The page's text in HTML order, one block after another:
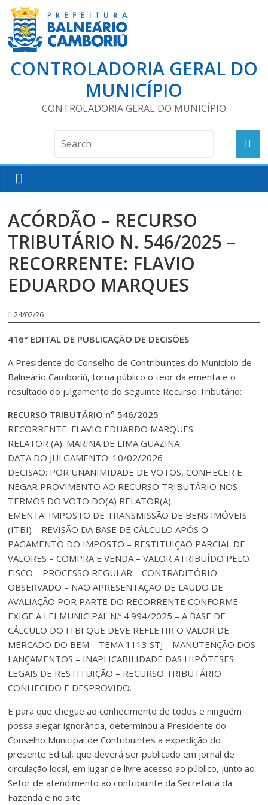
CONTROLADORIA GERAL DO
MUNICÍPIO
CONTROLADORIA GERAL DO MUNICÍPIO
ACÓRDÃO – RECURSO
TRIBUTÁRIO N. 546/2025 –
RECORRENTE: FLAVIO
EDUARDO MARQUES
24/02/26
416° EDITAL DE PUBLICAÇÃO DE DECISÕES
A Presidente do Conselho de Contribuintes do Município de
Balneário Camboriú, torna público o teor da ementa e o
resultado do julgamento do seguinte Recurso Tributário:
RECURSO TRIBUTÁRIO nº 546/2025
RECORRENTE: FLAVIO EDUARDO MARQUES
RELATOR (A): MARINA DE LIMA GUAZINA
DATA DO JULGAMENTO: 10/02/2026
DECISÃO: POR UNANIMIDADE DE VOTOS, CONHECER E
NEGAR PROVIMENTO AO RECURSO TRIBUTÁRIO NOS
TERMOS DO VOTO DO(A) RELATOR(A).
EMENTA: IMPOSTO DE TRANSMISSÃO DE BENS IMÓVEIS
(ITBI) – REVISÃO DA BASE DE CÁLCULO APÓS O
PAGAMENTO DO IMPOSTO – RESTITUIÇÃO PARCIAL DE
VALORES – COMPRA E VENDA – VALOR ATRIBUÍDO PELO
FISCO – PROCESSO REGULAR – CONTRADITÓRIO
OBSERVADO – NÃO APRESENTAÇÃO DE LAUDO DE
AVALIAÇÃO POR PARTE DO RECORRENTE CONFORME
EXIGE A LEI MUNICIPAL N.º 4.994/2025 – A BASE DE
CÁLCULO DO ITBI QUE DEVE REFLETIR O VALOR DE
MERCADO DO BEM – TEMA 1113 STJ – MANUTENÇÃO DOS
LANÇAMENTOS – INAPLICABILIDADE DAS HIPÓTESES
LEGAIS DE RESTITUIÇÃO – RECURSO TRIBUTÁRIO
CONHECIDO E DESPROVIDO.
E para que chegue ao conhecimento de todos e ninguém
possa alegar ignorância, determinou a Presidente do
Conselho Municipal de Contribuintes a expedição do
presente Edital, que deverá ser publicado em jornal de
circulação local, em lugar de livre acesso ao público, junto ao
Setor de atendimento ao contribuinte da Secretaria da
Fazenda e no site